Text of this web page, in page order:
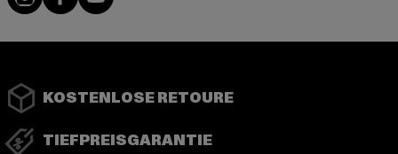
KOSTENLOSE RETOURE
TIEFPREISGARANTIE